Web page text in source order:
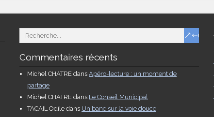
Commentaires récents
Michel CHATRE dans Apéro-lecture : un moment de
partage
Michel CHATRE dans Le Conseil Municipal
TACAIL Odile dans Un banc sur la voie douce